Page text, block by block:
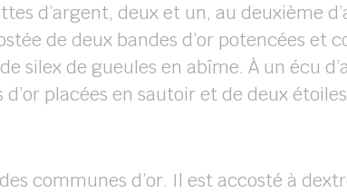
d’argent, deux et un, au deuxième
de deux bandes d’or potencées
silex de gueules en abîme. À un écu
placées en sautoir et de deux
communes d’or. Il est accosté à